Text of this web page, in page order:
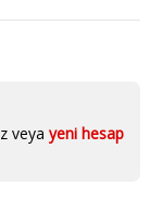
veya yeni hesap